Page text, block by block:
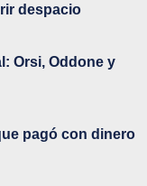
despacio
Orsi, Oddone y
pagó con dinero